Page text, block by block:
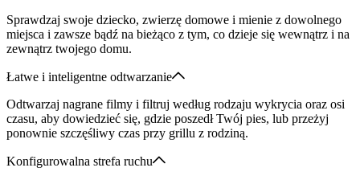
Sprawdzaj swoje dziecko, zwierzę domowe i mienie z dowolnego
miejsca i zawsze bądź na bieżąco z tym, co dzieje się wewnątrz i na
zewnątrz twojego domu.
Łatwe i inteligentne odtwarzanie
Odtwarzaj nagrane filmy i filtruj według rodzaju wykrycia oraz osi
czasu, aby dowiedzieć się, gdzie poszedł Twój pies, lub przeżyj
ponownie szczęśliwy czas przy grillu z rodziną.
Konfigurowalna strefa ruchu